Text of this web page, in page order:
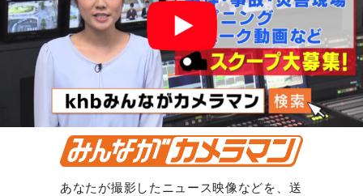
あなたが撮影したニュース映像などを、送